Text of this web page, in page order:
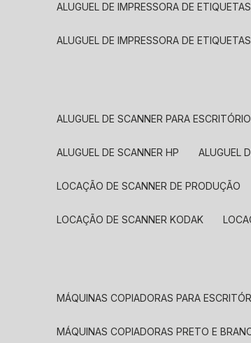
ALUGUEL DE IMPRESSORA DE
ALUGUEL DE IMPRESSORA DE
ALUGUEL DE SCANNER PARA ESCRITÓRIO
ALUGUEL DE SCANNER HP ALUGUEL
LOCAÇÃO DE SCANNER DE PRODUÇÃO
LOCAÇÃO DE SCANNER KODAK
MÁQUINAS COPIADORAS PARA
MÁQUINAS COPIADORAS PRETO E